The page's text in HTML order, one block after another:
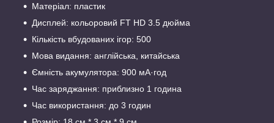
Матеріал: пластик
Дисплей: кольоровий FT HD 3.5 дюйма
Кількість вбудованих ігор: 500
Мова видання: англійська, китайська
Ємність акумулятора: 900 мА·год
Час заряджання: приблизно 1 година
Час використання: до 3 годин